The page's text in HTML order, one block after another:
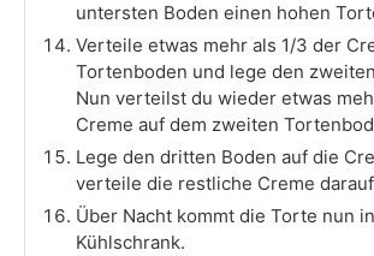
untersten Boden einen hohen
Verteile etwas mehr als 1/3 der
Tortenboden und lege den
Nun verteilst du wieder etwas
Creme auf dem zweiten
Lege den dritten Boden auf die
verteile die restliche Creme
Über Nacht kommt die Torte nun
Kühlschrank.